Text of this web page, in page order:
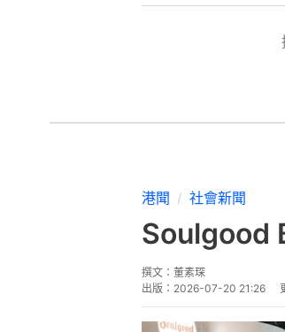
港聞 社會新聞
Soulgood
撰文： 董素琛
出版： 2026-07-20 21:26